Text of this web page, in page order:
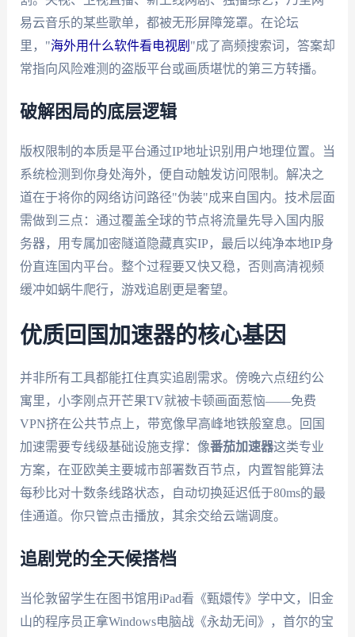
易云音乐的某些歌单，都被无形屏障笼罩。在论坛
里，"海外用什么软件看电视剧 "成了高频搜索词，答案却
常指向风险难测的盗版平台或画质堪忧的第三方转播。
破解困局的底层逻辑
版权限制的本质是平台通过IP地址识别用户地理位置。当
系统检测到你身处海外，便自动触发访问限制。解决之
道在于将你的网络访问路径"伪装"成来自国内。技术层面
需做到三点：通过覆盖全球的节点将流量先导入国内服
务器，用专属加密隧道隐藏真实IP，最后以纯净本地IP身
份直连国内平台。整个过程要又快又稳，否则高清视频
缓冲如蜗牛爬行，游戏追剧更是奢望。
优质回国加速器的核心基因
并非所有工具都能扛住真实追剧需求。傍晚六点纽约公
寓里，小李刚点开芒果TV就被卡顿画面惹恼——免费
VPN挤在公共节点上，带宽像早高峰地铁般窒息。回国
加速需要专线级基础设施支撑：像番茄加速器这类专业
方案，在亚欧美主要城市部署数百节点，内置智能算法
每秒比对十数条线路状态，自动切换延迟低于80ms的最
佳通道。你只管点击播放，其余交给云端调度。
追剧党的全天候搭档
当伦敦留学生在图书馆用iPad看《甄嬛传》学中文，旧金
山的程序员正拿Windows电脑战《永劫无间》，首尔的宝